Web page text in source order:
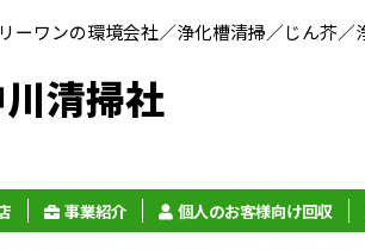
ーワンの環境会社／浄化槽清掃／じん芥
清掃社
事業紹介 個人のお客様向け回収